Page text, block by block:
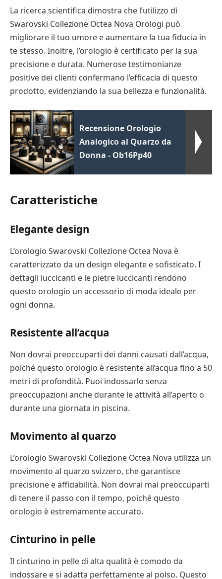
La ricerca scientifica dimostra che l’utilizzo di
Swarovski Collezione Octea Nova Orologi può
migliorare il tuo umore e aumentare la tua fiducia in
te stesso. Inoltre, l’orologio è certificato per la sua
precisione e durata. Numerose testimonianze
positive dei clienti confermano l’efficacia di questo
prodotto, evidenziando la sua bellezza e funzionalità.
Recensione Orologio
Analogico al Quarzo da
Donna - Ob16Pp40
Caratteristiche
Elegante design
L’orologio Swarovski Collezione Octea Nova è
caratterizzato da un design elegante e sofisticato. I
dettagli luccicanti e le pietre luccicanti rendono
questo orologio un accessorio di moda ideale per
ogni donna.
Resistente all’acqua
Non dovrai preoccuparti dei danni causati dall’acqua,
poiché questo orologio è resistente all’acqua fino a 50
metri di profondità. Puoi indossarlo senza
preoccupazioni anche durante le attività all’aperto o
durante una giornata in piscina.
Movimento al quarzo
L’orologio Swarovski Collezione Octea Nova utilizza un
movimento al quarzo svizzero, che garantisce
precisione e affidabilità. Non dovrai mai preoccuparti
di tenere il passo con il tempo, poiché questo
orologio è estremamente accurato.
Cinturino in pelle
Il cinturino in pelle di alta qualità è comodo da
indossare e si adatta perfettamente al polso. Questo